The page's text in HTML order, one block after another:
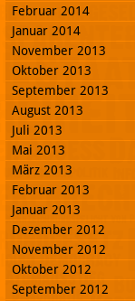
Februar 2014
Januar 2014
November 2013
Oktober 2013
September 2013
August 2013
Juli 2013
Mai 2013
März 2013
Februar 2013
Januar 2013
Dezember 2012
November 2012
Oktober 2012
September 2012